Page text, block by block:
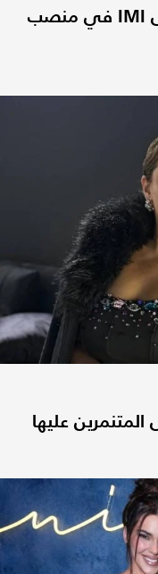
الإعلامية هادلي غامبل تنضم إلى IMI في منصب
عليها